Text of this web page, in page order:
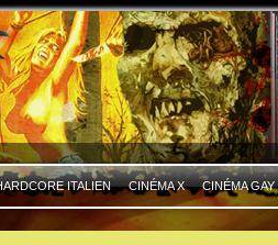
ITALIEN CINÉMA X CINÉMA GAY